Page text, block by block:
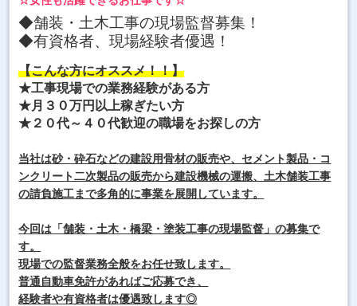
◆舗装・土木工事の現場監督募集！
◆有資格者、現場経験者優遇 ！
【こんな方にオススメ！！】
★工事現場での業務経験がある方
★月３０万円以上稼ぎたい方
★２０代～４０代歓迎の職場をお探しの方
当社は砂・砕石などの建設用骨材の販売や、セメント製品・コ
ンクリート二次製品の販売から建設機械の運搬、土木舗装工事
の請負施工まで多角的に事業を展開しています。
今回は「舗装・土木・橋梁・塗装工事の現場監督」の募集で
す。
現場での監督業務全般をお任せ致します。
普通自動車免許があればご応募でき、
経験者や有資格者は優遇致します◎